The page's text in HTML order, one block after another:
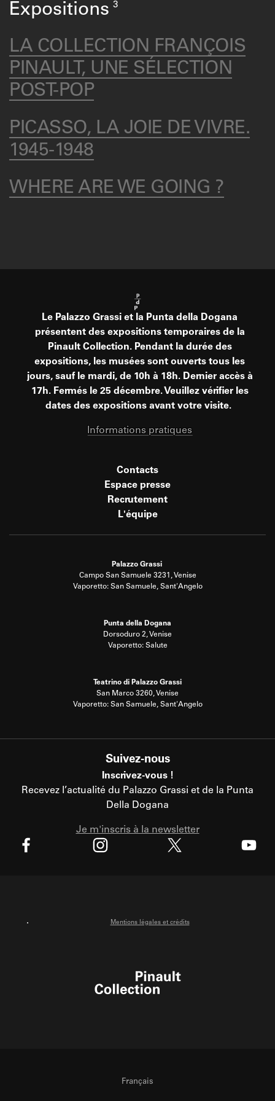
Expositions 3
LA COLLECTION FRANÇOIS
PINAULT, UNE SÉLECTION
POST-POP
PICASSO, LA JOIE DE VIVRE.
1945-1948
WHERE ARE WE GOING ?
Le Palazzo Grassi et la Punta della Dogana
présentent des expositions temporaires de la
Pinault Collection. Pendant la durée des
expositions, les musées sont ouverts tous les
jours, sauf le mardi, de 10h à 18h. Dernier accès à
17h. Fermés le 25 décembre. Veuillez vérifier les
dates des expositions avant votre visite.
Informations pratiques
Contacts
Espace presse
Recrutement
L'équipe
Palazzo Grassi
Campo San Samuele 3231, Venise
Vaporetto: San Samuele, Sant'Angelo
Punta della Dogana
Dorsoduro 2, Venise
Vaporetto: Salute
Teatrino di Palazzo Grassi
San Marco 3260, Venise
Vaporetto: San Samuele, Sant'Angelo
Suivez-nous
Inscrivez-vous !
Recevez l’actualité du Palazzo Grassi et de la Punta
Della Dogana
Je m'inscris à la newsletter
Mentions légales et crédits
Français